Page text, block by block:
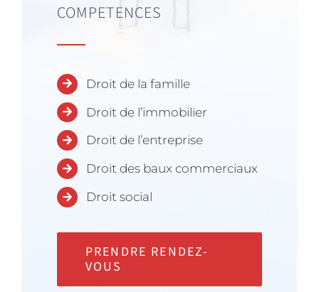
COMPETENCES
Droit de la famille
Droit de l’immobilier
Droit de l’entreprise
Droit des baux commerciaux
Droit social
PRENDRE RENDEZ-
VOUS